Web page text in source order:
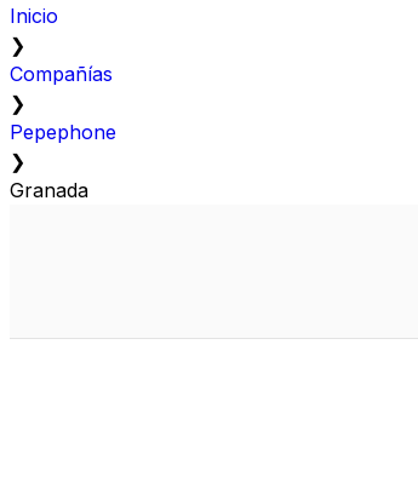
Inicio
❯
Compañías
❯
Pepephone
❯
Granada